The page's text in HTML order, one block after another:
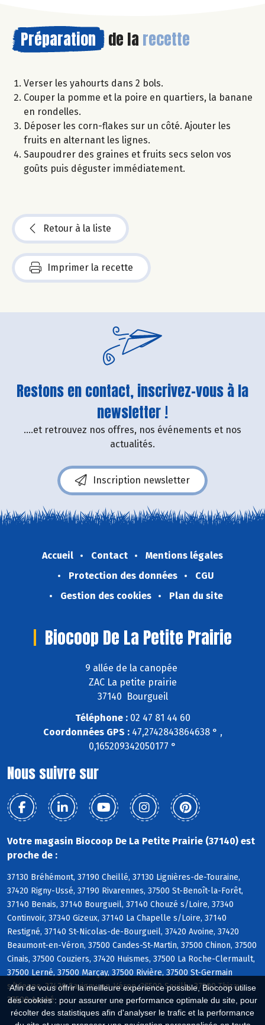
Afin de vous offrir la meilleure expérience possible, Biocoop utilise
des cookies : pour assurer une performance optimale du site, pour
récolter des statistiques afin d'analyser le trafic et la performance
Préparation de la recette
Verser les yahourts dans 2 bols.
Couper la pomme et la poire en quartiers, la banane
en rondelles.
Déposer les corn-flakes sur un côté. Ajouter les
fruits en alternant les lignes.
Saupoudrer des graines et fruits secs selon vos
goûts puis déguster immédiatement.
Retour à la liste
Imprimer la recette
Restons en contact, inscrivez-vous à la
newsletter !
....et retrouvez nos offres, nos événements et nos
actualités.
Inscription newsletter
Accueil Contact
Mentions légales
Protection des données
CGU
Gestion des cookies
Plan du site
Biocoop De La Petite Prairie
9 allée de la canopée
ZAC La petite prairie
37140 Bourgueil
Téléphone :02 47 81 44 60
Coordonnées GPS :47,2742843864638 ° ,
0,165209342050177 °
Nous suivre sur
Votre magasin Biocoop De La Petite Prairie (37140) est
proche de :
37130 Bréhémont, 37190 Cheillé, 37130 Lignières-de-Touraine,
37420 Rigny-Ussé, 37190 Rivarennes, 37500 St-Benoît-la-Forêt,
37140 Benais, 37140 Bourgueil, 37140 Chouzé s/Loire, 37340
Continvoir, 37340 Gizeux, 37140 La Chapelle s/Loire, 37140
Restigné, 37140 St-Nicolas-de-Bourgueil, 37420 Avoine, 37420
Beaumont-en-Véron, 37500 Candes-St-Martin, 37500 Chinon, 37500
Cinais, 37500 Couziers, 37420 Huismes, 37500 La Roche-Clermault,
37500 Lerné, 37500 Marçay, 37500 Rivière, 37500 St-Germain
s/Vienne, 37420 Savigny-en-Véron, 37500 Seuilly, 37500 Thizay,
37500 Anché